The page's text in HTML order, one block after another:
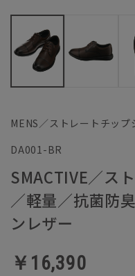
MENS／ストレートチップ
DA001-BR
SMACTIVE／ス
／軽量／抗菌防
ンレザー
￥16,390